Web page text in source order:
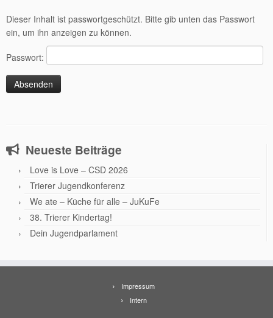
Dieser Inhalt ist passwortgeschützt. Bitte gib unten das Passwort
ein, um ihn anzeigen zu können.
Passwort:
Neueste Beiträge
Love is Love – CSD 2026
Trierer Jugendkonferenz
We ate – Küche für alle – JuKuFe
38. Trierer Kindertag!
Dein Jugendparlament
Impressum
Intern